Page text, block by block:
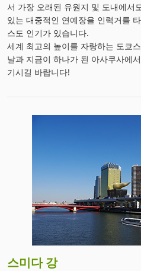
서 가장 오래된 유원지 및 도내에서
있는 대중적인 연예장을 인력거를
스도 인기가 있습니다.
세계 최고의 높이를 자랑하는 도쿄
날과 지금이 하나가 된 아사쿠사에
기시길 바랍니다!
스미다 강